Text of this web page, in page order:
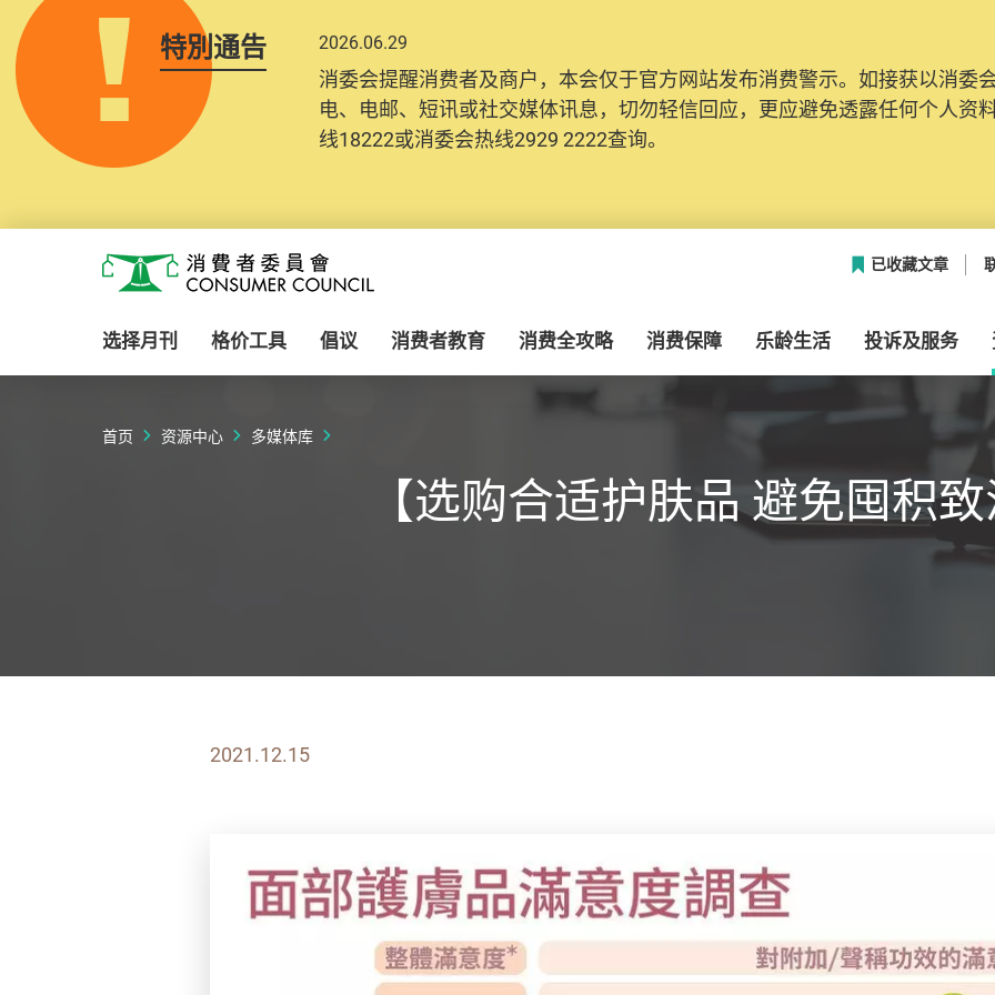
特別通告 2026.06.29
消委会提醒消费者及商户，本会仅于官方网站发布消费警示。如接获以消委
电、电邮、短讯或社交媒体讯息，切勿轻信回应，更应避免透露任何个人资
线18222或消委会热线2929 2222查询。
消费者委员会
已收藏文章
选择月刊 格价工具 倡议 消费者教育 消费全攻略 消费保障 乐龄生活 投诉及服务
首页 资源中心 多媒体库
【选购合适护肤品 避免囤积
2021.12.15